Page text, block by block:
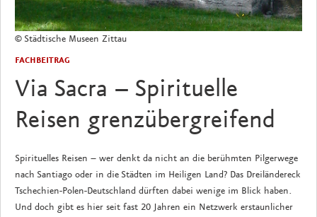
© Städtische Museen Zittau
FACHBEITRAG
Via Sacra – Spirituelle
Reisen grenzübergreifend
Spirituelles Reisen – wer denkt da nicht an die berühmten Pilgerwege
nach Santiago oder in die Städten im Heiligen Land? Das Dreiländereck
Tschechien-Polen-Deutschland dürften dabei wenige im Blick haben.
Und doch gibt es hier seit fast 20 Jahren ein Netzwerk erstaunlicher